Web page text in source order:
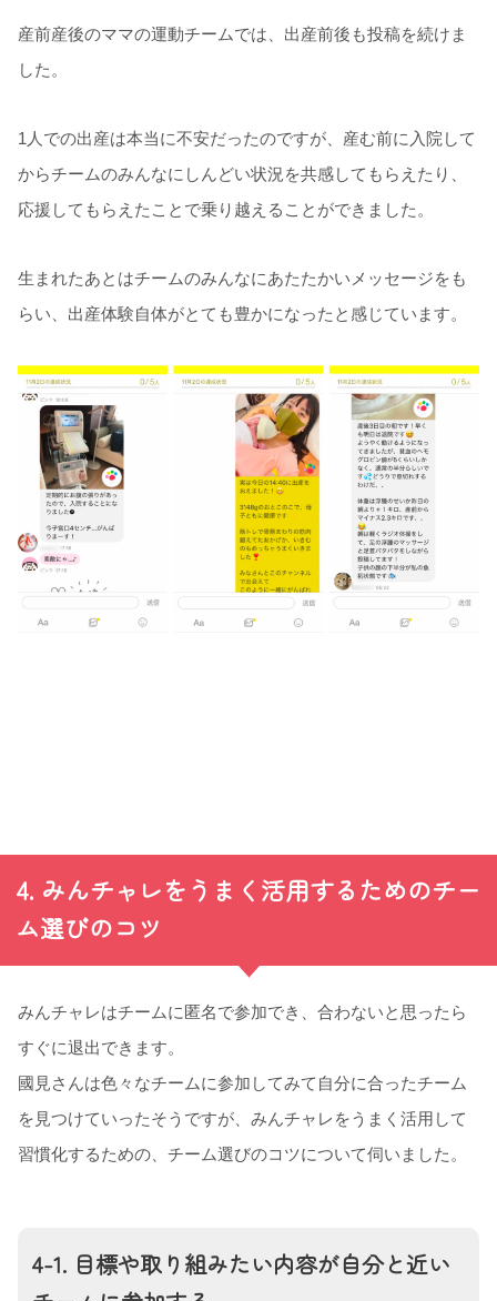
産前産後のママの運動チームでは、出産前後も投稿を続けま
した。
1人での出産は本当に不安だったのですが、産む前に入院して
からチームのみんなにしんどい状況を共感してもらえたり、
応援してもらえたことで乗り越えることができました。
生まれたあとはチームのみんなにあたたかいメッセージをも
らい、出産体験自体がとても豊かになったと感じています。
4. みんチャレをうまく活用するためのチー
ム選びのコツ
みんチャレはチームに匿名で参加でき、合わないと思ったら
すぐに退出できます。
國見さんは色々なチームに参加してみて自分に合ったチーム
を見つけていったそうですが、みんチャレをうまく活用して
習慣化するための、チーム選びのコツについて伺いました。
4-1. 目標や取り組みたい内容が自分と近い